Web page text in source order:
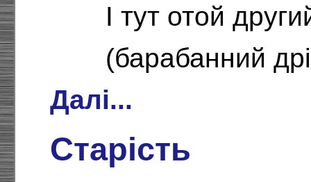
І тут отой
(барабанний
Далі...
Старість